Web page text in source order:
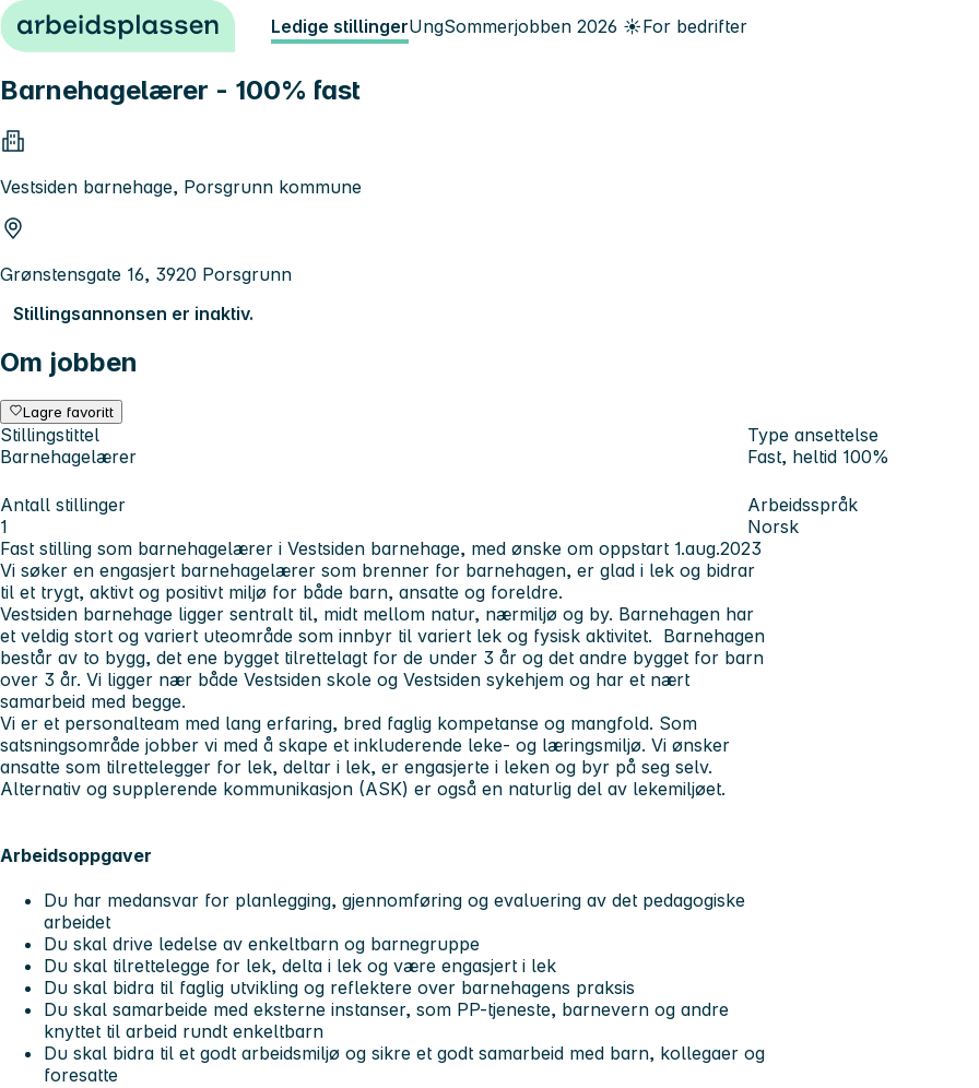
Hopp til innhold Ledige stillingerUngSommerjobben 2026 ☀️For bedrifter
Barnehagelærer - 100% fast
Vestsiden barnehage, Porsgrunn kommune
Grønstensgate 16, 3920 Porsgrunn
Stillingsannonsen er inaktiv.
Om jobben
Lagre favoritt
Stillingstittel
Barnehagelærer
Type ansettelse
Fast, heltid 100%
Antall stillinger
1
Arbeidsspråk
Norsk
Fast stilling som barnehagelærer i Vestsiden barnehage, med ønske om oppstart 1.aug.2023
Vi søker en engasjert barnehagelærer som brenner for barnehagen, er glad i lek og bidrar
til et trygt, aktivt og positivt miljø for både barn, ansatte og foreldre.
Vestsiden barnehage ligger sentralt til, midt mellom natur, nærmiljø og by. Barnehagen har
et veldig stort og variert uteområde som innbyr til variert lek og fysisk aktivitet. Barnehagen
består av to bygg, det ene bygget tilrettelagt for de under 3 år og det andre bygget for barn
over 3 år. Vi ligger nær både Vestsiden skole og Vestsiden sykehjem og har et nært
samarbeid med begge.
Vi er et personalteam med lang erfaring, bred faglig kompetanse og mangfold. Som
satsningsområde jobber vi med å skape et inkluderende leke- og læringsmiljø. Vi ønsker
ansatte som tilrettelegger for lek, deltar i lek, er engasjerte i leken og byr på seg selv.
Alternativ og supplerende kommunikasjon (ASK) er også en naturlig del av lekemiljøet.
Arbeidsoppgaver
Du har medansvar for planlegging, gjennomføring og evaluering av det pedagogiske
arbeidet
Du skal drive ledelse av enkeltbarn og barnegruppe
Du skal tilrettelegge for lek, delta i lek og være engasjert i lek
Du skal bidra til faglig utvikling og reflektere over barnehagens praksis
Du skal samarbeide med eksterne instanser, som PP-tjeneste, barnevern og andre
knyttet til arbeid rundt enkeltbarn
Du skal bidra til et godt arbeidsmiljø og sikre et godt samarbeid med barn, kollegaer og
foresatte